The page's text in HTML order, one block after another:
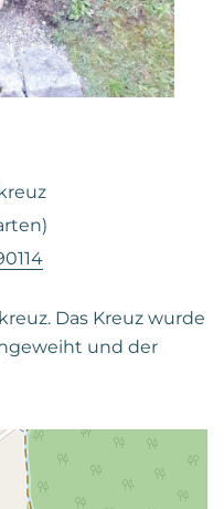
Das Kreuz wurde
und der